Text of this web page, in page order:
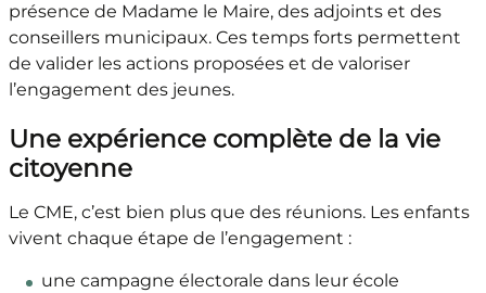
présence de Madame le Maire, des adjoints et des
conseillers municipaux. Ces temps forts permettent
de valider les actions proposées et de valoriser
l’engagement des jeunes.
Une expérience complète de la vie
citoyenne
Le CME, c’est bien plus que des réunions. Les enfants
vivent chaque étape de l’engagement :
une campagne électorale dans leur école